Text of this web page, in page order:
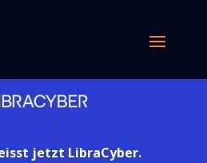
jetzt LibraCyber.